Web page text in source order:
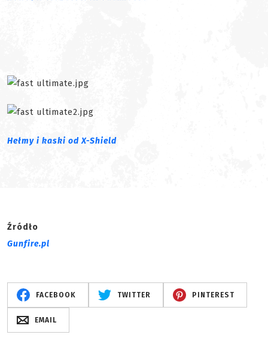
Hełmy i kaski od X-Shield
Źródło
Gunfire.pl
FACEBOOK TWITTER PINTEREST
EMAIL